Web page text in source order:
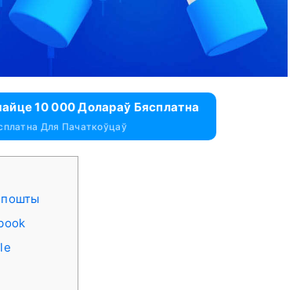
10 000 Долараў Бясплатна
Для Пачаткоўцаў
пошты